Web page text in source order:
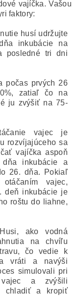
vajíčka. Vašou
faktory:
husí udržujte
inkubácie na
posledné tri dni
počas prvých 26
zatiaľ čo na
ju zvýšiť na 75-
vajec je
rozvíjajúceho sa
vajíčka aspoň
inkubácie a
26. dňa. Pokiaľ
vajec,
deň inkubácie je
roštu do liahne,
ako vodná
na chvíľu
čo vedie k
vráti a navýši
simulovali pri
vajec a zvýšili
chladiť a kropiť